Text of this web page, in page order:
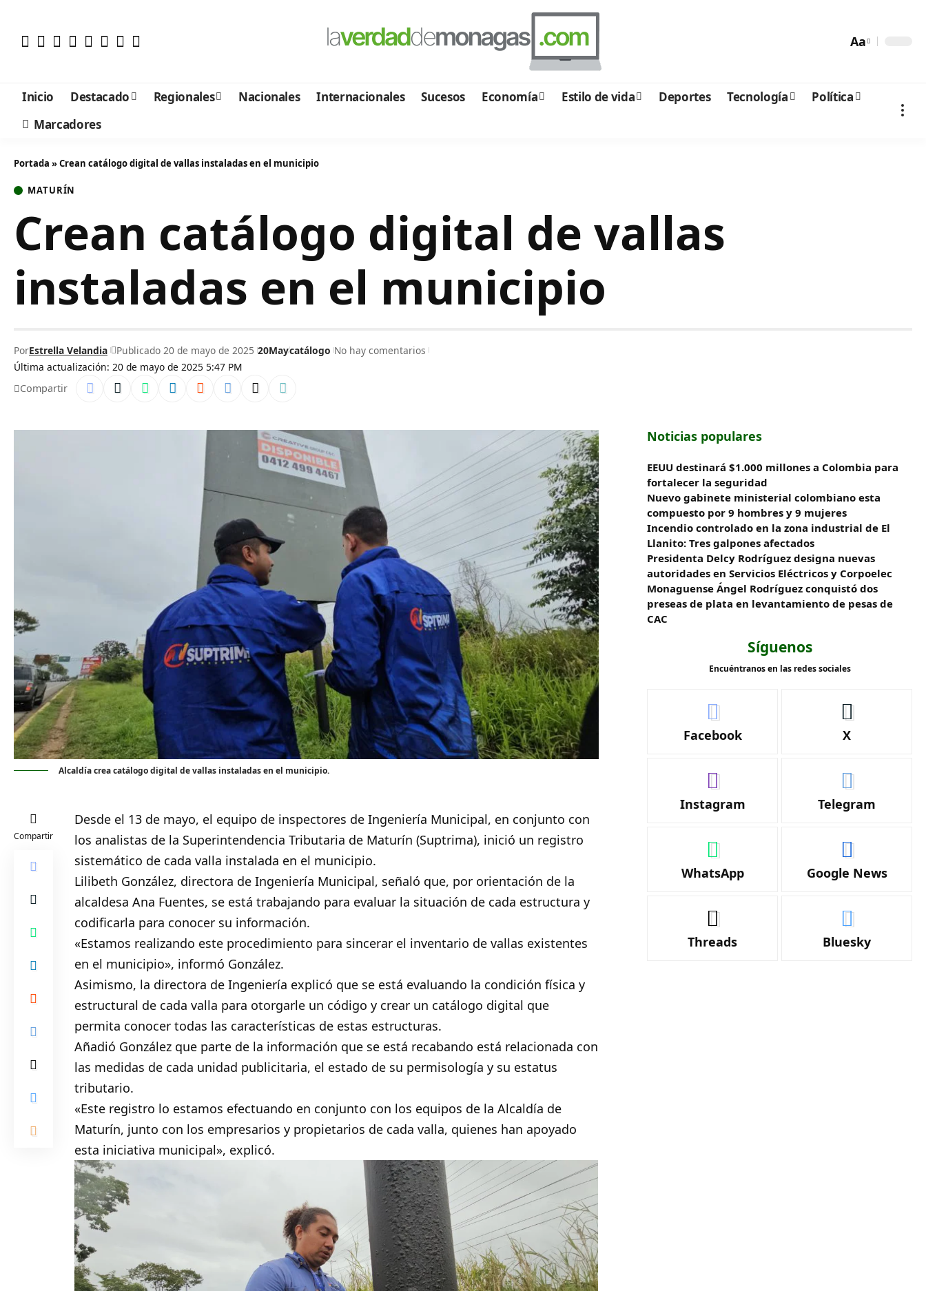
Aa
Inicio Destacado Regionales Nacionales Internacionales Sucesos Economía Estilo de vida Deportes Tecnología
Política
Marcadores
Portada »Crean catálogo digital de vallas instaladas en el municipio
MATURÍN
Crean catálogo digital de vallas
instaladas en el municipio
Última actualización: 20 de mayo de 2025 5:47 PM
PorEstrella Velandia Publicado 20 de mayo de 2025 20Maycatálogo No hay comentarios
Compartir
Alcaldía crea catálogo digital de vallas instaladas en el municipio.
Compartir
Desde el 13 de mayo, el equipo de inspectores de Ingeniería Municipal, en conjunto con
los analistas de la Superintendencia Tributaria de Maturín (Suptrima), inició un registro
sistemático de cadavalla instalada en el municipio.
Lilibeth González, directora de Ingeniería Municipal, señaló que, por orientación de la
alcaldesa Ana Fuentes, se está trabajando para evaluar la situación de cada estructura y
codificarla para conocer su información.
«Estamos realizando este procedimiento para sincerar el inventario de vallas existentes
en el municipio», informó González.
Asimismo, la directora de Ingeniería explicó que se está evaluando la condición física y
estructural de cada valla para otorgarle un código y crear un catálogo digital que
permita conocer todas las características de estas estructuras.
Añadió González que parte de la información que se está recabando está relacionada con
las medidas de cada unidad publicitaria, el estado de su permisología y su estatus
tributario.
«Este registro lo estamos efectuando en conjunto con los equipos de la Alcaldía de
Maturín, junto con los empresarios y propietarios de cada valla, quienes han apoyado
esta iniciativa municipal», explicó.
Noticias populares
EEUU destinará $1.000 millones a Colombia para
fortalecer la seguridad
Nuevo gabinete ministerial colombiano esta
compuesto por 9 hombres y 9 mujeres
Incendio controlado en la zona industrial de El
Llanito: Tres galpones afectados
Presidenta Delcy Rodríguez designa nuevas
autoridades en Servicios Eléctricos y Corpoelec
Monaguense Ángel Rodríguez conquistó dos
preseas de plata en levantamiento de pesas de
CAC
Síguenos
Encuéntranos en las redes sociales
Facebook X
Instagram Telegram
WhatsApp Google News
Threads Bluesky